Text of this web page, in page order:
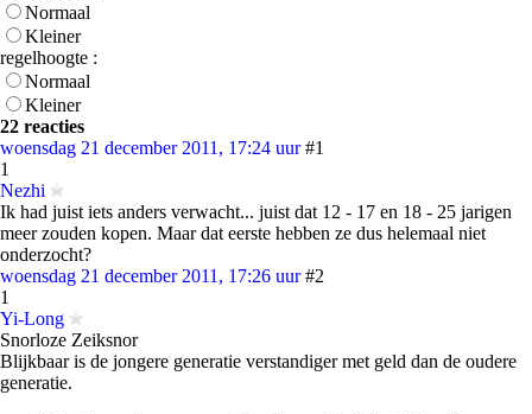
Normaal
Kleiner
regelhoogte :
Normaal
Kleiner
22 reacties
woensdag 21 december 2011, 17:24 uur #1
1
Nezhi
Ik had juist iets anders verwacht... juist dat 12 - 17 en 18 - 25 jarigen
meer zouden kopen. Maar dat eerste hebben ze dus helemaal niet
onderzocht?
woensdag 21 december 2011, 17:26 uur #2
1
Yi-Long
Snorloze Zeiksnor
Blijkbaar is de jongere generatie verstandiger met geld dan de oudere
generatie.